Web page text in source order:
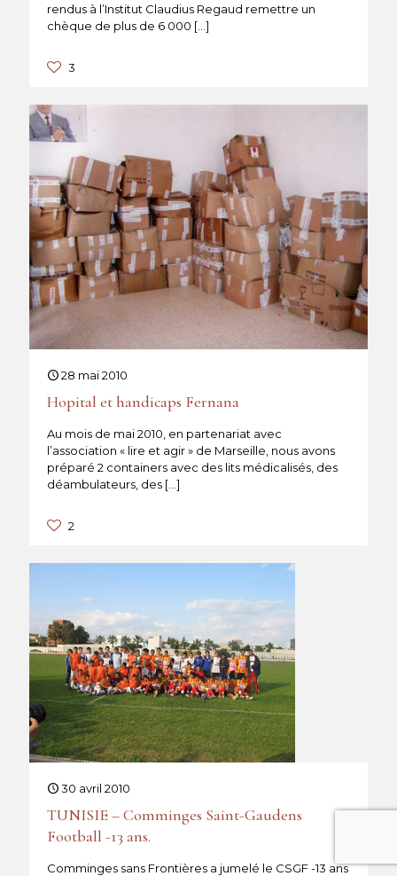
rendus à l’Institut Claudius Regaud remettre un
chèque de plus de 6 000 […]
3
28 mai 2010
Hopital et handicaps Fernana
Au mois de mai 2010, en partenariat avec
l’association « lire et agir » de Marseille, nous avons
préparé 2 containers avec des lits médicalisés, des
déambulateurs, des […]
2
30 avril 2010
TUNISIE – Comminges Saint-Gaudens
Football -13 ans.
Comminges sans Frontières a jumelé le CSGF -13 ans